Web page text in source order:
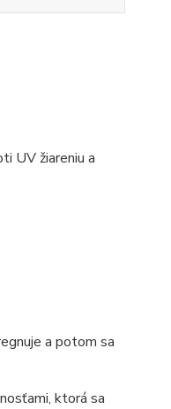
UV žiareniu a
a potom sa
ktorá sa